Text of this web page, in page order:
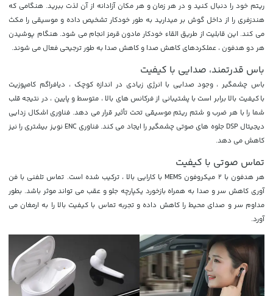
ریتم خود را دنبال کنید و در هر زمان و هر مکان آزادانه از آن لذت ببرید. هنگامی که
هندزفری را از داخل گوش بر میدارید به طور خودکار تشخیص داده و موسیقی را مکث
می کند. این قابلیت از طریق القاء خودکار مادون قرمز انجام می شود. هنگام پوشیدن
هر دو هدفون ، عملکردهای کاهش صدا و کاهش صدا به طور ترجیحی فعال می شوند.
باس قدرتمند، صدایی با کیفیت
باس چشمگیر ، وجود صدایی با انرژی زیادی در اندازه کوچک ، دیافراگم کامپوزیت
با کیفیت بالا برابر است با پشتیبانی از فرکانس های بالا ، متوسط ​​و پایین ، در نتیجه قلب
شما را با هر ضرب و شتم ریتم موسیقی تحت تأثیر قرار می دهد. فناوری اشکال زدایی
دیجیتال DSP جلوه های صوتی چشمگیر را ایجاد می کند. فناوری ENC نویز بیشتری را نیز
کاهش می دهد.
تماس صوتی با کیفیت
هر هدفون با 2 میکروفون MEMS با کارایی بالا ، ترکیب شده است. تماس تلفنی با فن
آوری کاهش سر و صدا به همراه بازخورد یکپارچه جلو و عقب می تواند موثر باشد. بطور
مداوم سر و صدای محیط را کاهش داده و تجربه تماس با کیفیت بالا را به ارمغان می
آورد.